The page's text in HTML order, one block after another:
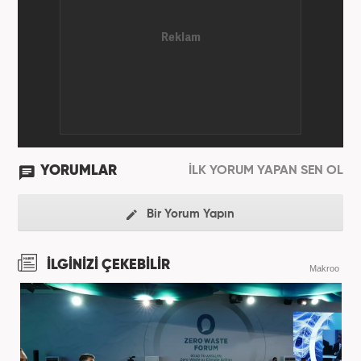
YORUMLAR İLK YORUM YAPAN SEN OL
Bir Yorum Yapın
İLGİNİZİ ÇEKEBİLİR Makroo